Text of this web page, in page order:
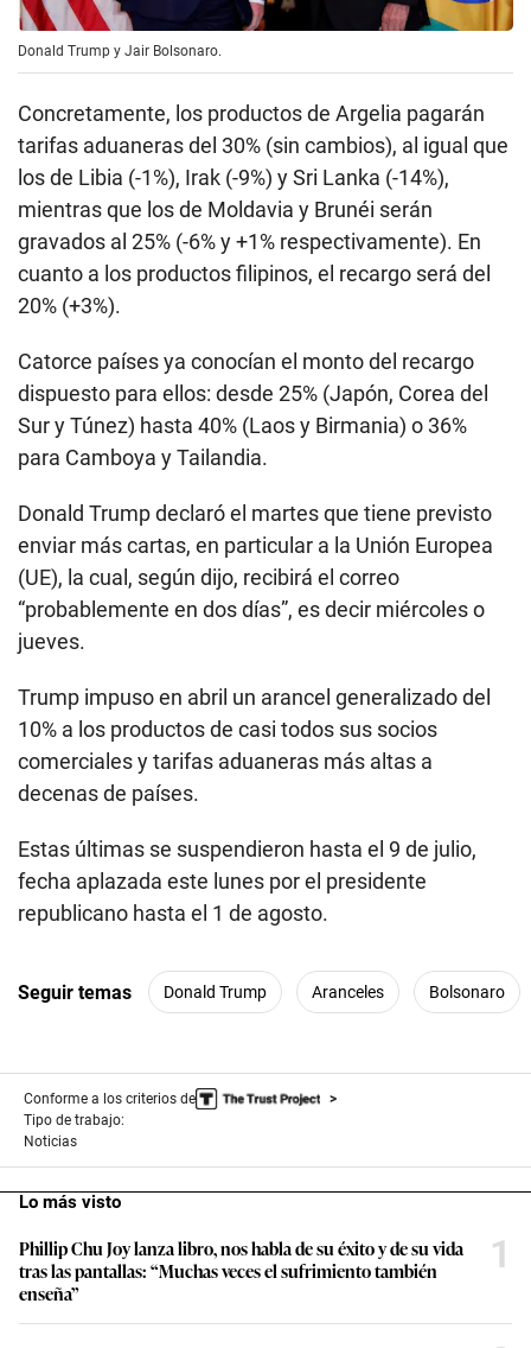
Donald Trump y Jair Bolsonaro.
Concretamente, los productos de Argelia pagarán
tarifas aduaneras del 30% (sin cambios), al igual que
los de Libia (-1%), Irak (-9%) y Sri Lanka (-14%),
mientras que los de Moldavia y Brunéi serán
gravados al 25% (-6% y +1% respectivamente). En
cuanto a los productos filipinos, el recargo será del
20% (+3%).
Catorce países ya conocían el monto del recargo
dispuesto para ellos: desde 25% (Japón, Corea del
Sur y Túnez) hasta 40% (Laos y Birmania) o 36%
para Camboya y Tailandia.
Donald Trump declaró el martes que tiene previsto
enviar más cartas, en particular a la Unión Europea
(UE), la cual, según dijo, recibirá el correo
“probablemente en dos días”, es decir miércoles o
jueves.
Trump impuso en abril un arancel generalizado del
10% a los productos de casi todos sus socios
comerciales y tarifas aduaneras más altas a
decenas de países.
Estas últimas se suspendieron hasta el 9 de julio,
fecha aplazada este lunes por el presidente
republicano hasta el 1 de agosto.
Seguir temas Donald Trump Aranceles Bolsonaro
Conforme a los criterios de
Tipo de trabajo:
Noticias
Lo más visto
Phillip Chu Joy lanza libro, nos habla de su éxito y de su vida
tras las pantallas: “Muchas veces el sufrimiento también
enseña”
1